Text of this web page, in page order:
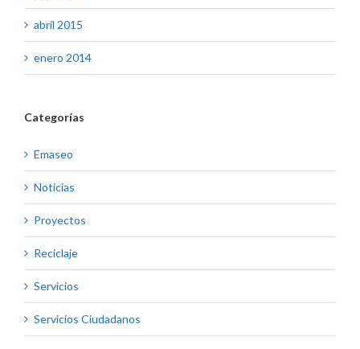
abril 2015
enero 2014
Categorías
Emaseo
Noticias
Proyectos
Reciclaje
Servicios
Servicios Ciudadanos